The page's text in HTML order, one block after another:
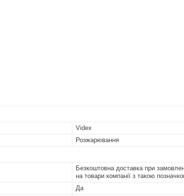
Videx
Розжарювання
Безкоштовна доставка при
на товари компанії з такою
Да